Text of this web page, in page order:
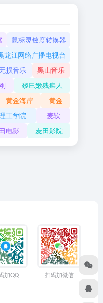
鼠标灵敏度转换器
龙江网络广播电视台
损音乐
黑山音乐
黎巴嫩残疾人
黄金海岸
黄金
工学院
麦软
电影 麦田影院
加QQ 扫码加微信